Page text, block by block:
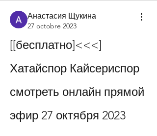
Анастасия Щукина
27 octobre 2023
[[бесплатно]<<<]
Хатайспор Кайсериспор
смотреть онлайн прямой
эфир 27 октября 2023